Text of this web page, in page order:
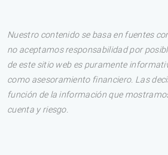
Nuestro contenido se basa en fuentes
no aceptamos responsabilidad por
de este sitio web es puramente
como asesoramiento financiero. Las
función de la información que
cuenta y riesgo.